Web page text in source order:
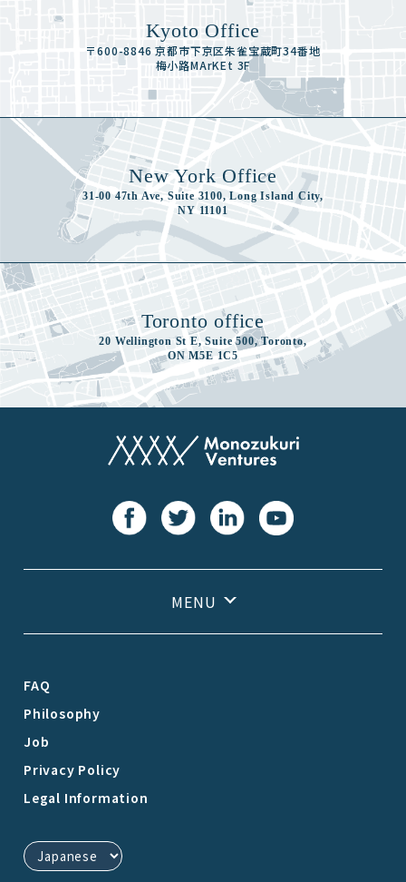
Kyoto Office
〒600-8846 京都市下京区朱雀宝蔵町34番地
梅小路MArKEt 3F
New York Office
31-00 47th Ave, Suite 3100, Long Island City,
NY 11101
Toronto office
20 Wellington St E, Suite 500, Toronto,
ON M5E 1C5
FAQ
Philosophy
Job
Privacy Policy
Legal Information